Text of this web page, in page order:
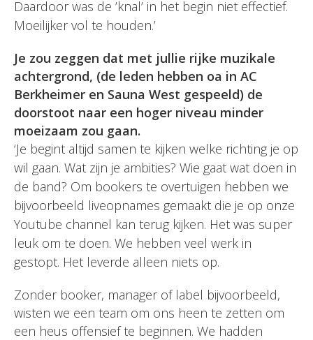
Daardoor was de ’knal’ in het begin niet effectief.
Moeilijker vol te houden.’
Je zou zeggen dat met jullie rijke muzikale
achtergrond, (de leden hebben oa in AC
Berkheimer en Sauna West gespeeld) de
doorstoot naar een hoger niveau minder
moeizaam zou gaan.
‘Je begint altijd samen te kijken welke richting je op
wil gaan. Wat zijn je ambities? Wie gaat wat doen in
de band? Om bookers te overtuigen hebben we
bijvoorbeeld liveopnames gemaakt die je op onze
Youtube channel kan terug kijken. Het was super
leuk om te doen. We hebben veel werk in
gestopt. Het leverde alleen niets op.
Zonder booker, manager of label bijvoorbeeld,
wisten we een team om ons heen te zetten om
een heus offensief te beginnen. We hadden